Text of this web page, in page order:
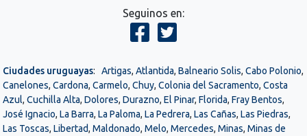
Seguinos en:
Ciudades uruguayas: Artigas, Atlantida, Balneario Solis, Cabo Polonio,
Canelones, Cardona, Carmelo, Chuy, Colonia del Sacramento, Costa
Azul, Cuchilla Alta, Dolores, Durazno, El Pinar, Florida, Fray Bentos,
José Ignacio, La Barra, La Paloma, La Pedrera, Las Cañas, Las Piedras,
Las Toscas, Libertad, Maldonado, Melo, Mercedes, Minas, Minas de